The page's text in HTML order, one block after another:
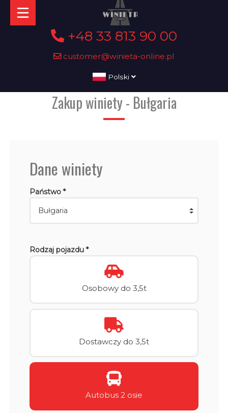
+48 33 813 90 00
customer@winieta-online.pl
Polski
Zakup winiety - Bułgaria
Dane winiety
Państwo *
Rodzaj pojazdu *
Osobowy do 3,5t
Dostawczy do 3,5t
Autobus 2 osie